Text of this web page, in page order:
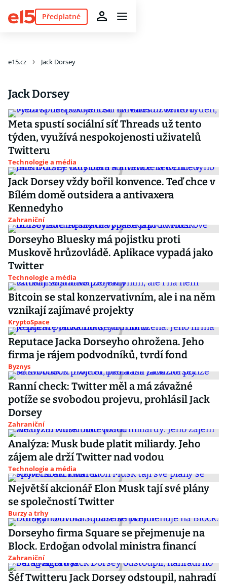
Předplatné
e15.cz Jack Dorsey
Jack Dorsey
Meta spustí sociální síť Threads už tento
týden, využívá nespokojenosti uživatelů
Twitteru
Technologie a média
Jack Dorsey vždy bořil konvence. Teď chce v
Bílém domě outsidera a antivaxera
Kennedyho
Zahraniční
Dorseyho Bluesky má pojistku proti
Muskově hrůzovládě. Aplikace vypadá jako
Twitter
Technologie a média
Bitcoin se stal konzervativním, ale i na něm
vznikají zajímavé projekty
KryptoSpace
Reputace Jacka Dorseyho ohrožena. Jeho
firma je rájem podvodníků, tvrdí fond
Byznys
Ranní check: Twitter měl a má závažné
potíže se svobodou projevu, prohlásil Jack
Dorsey
Zahraniční
Analýza: Musk bude platit miliardy. Jeho
zájem ale drží Twitter nad vodou
Technologie a média
Největší akcionář Elon Musk tají své plány
se společností Twitter
Burzy a trhy
Dorseyho firma Square se přejmenuje na
Block. Erdoğan odvolal ministra financí
Zahraniční
Šéf Twitteru Jack Dorsey odstoupil, nahradí